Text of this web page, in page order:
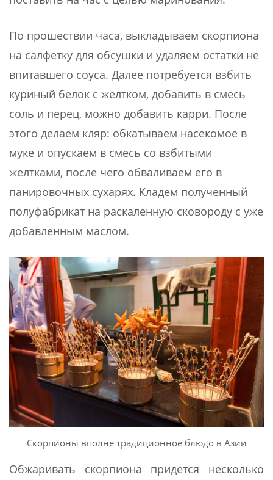
По прошествии часа, выкладываем скорпиона
на салфетку для обсушки и удаляем остатки не
впитавшего соуса. Далее потребуется взбить
куриный белок с желтком, добавить в смесь
соль и перец, можно добавить карри. После
этого делаем кляр: обкатываем насекомое в
муке и опускаем в смесь со взбитыми
желтками, после чего обваливаем его в
панировочных сухарях. Кладем полученный
полуфабрикат на раскаленную сковороду с уже
добавленным маслом.
Скорпионы вполне традиционное блюдо в Азии
Обжаривать скорпиона придется несколько